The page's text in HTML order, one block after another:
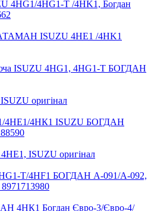
4HG1/4HG1-T /4HK1, Богдан
ISUZU 4HE1 /4HK1
ISUZU 4HG1, 4HG1-T БОГДАН
оригінал
4HE1/4НК1 ISUZU БОГДАН
ISUZU оригінал
T/4HF1 БОГДАН А-091/А-092,
4НК1 Богдан Євро-3/Євро-4/